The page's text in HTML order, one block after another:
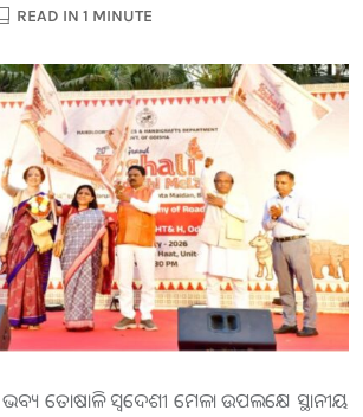
READ IN 1 MINUTE
ତୋଷାଳି ସ୍ଵଦେଶୀ ମେଳା ଉପଲକ୍ଷେ ସ୍ଥାନୀୟ